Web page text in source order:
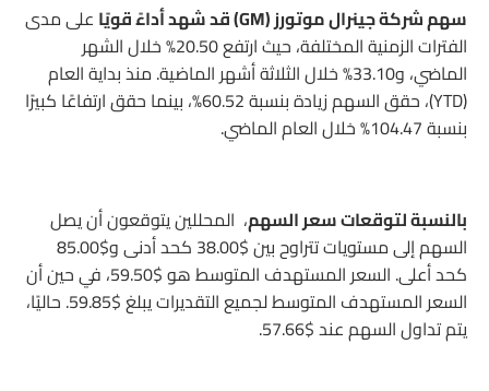
سهم شركة جينرال موتورز (GM) قد شهد أداءً قويًا
على مدى
الفترات الزمنية المختلفة، حيث ارتفع 20.50% خلال الشهر
الماضي، و33.10% خلال الثلاثة أشهر الماضية. منذ بداية العام
(YTD)، حقق السهم زيادة بنسبة 60.52%، بينما حقق ارتفاعًا كبيرًا
بنسبة 104.47% خلال العام الماضي.
بالنسبة لتوقعات سعر السهم، المحللين يتوقعون أن يصل
السهم إلى مستويات تتراوح بين $38.00 كحد أدنى و$85.00
كحد أعلى. السعر المستهدف المتوسط هو $59.50، في حين أن
السعر المستهدف المتوسط لجميع التقديرات يبلغ $59.85. حاليًا،
يتم تداول السهم عند $57.66.